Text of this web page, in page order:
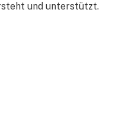
und unterstützt.